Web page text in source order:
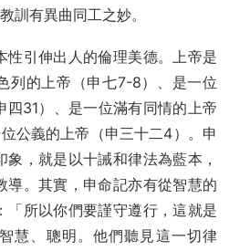
訓有異曲同工之妙。
性引伸出人的倫理美德。上帝是
列的上帝（申七7-8）、是一位
四31）、是一位滿有同情的上帝
位公義的上帝（申三十二4）。申
，就是以十誡和律法為藍本，
導。其實，申命記亦有從智慧的
「所以你們要謹守遵行，這就是
慧、聰明。他們聽見這一切律